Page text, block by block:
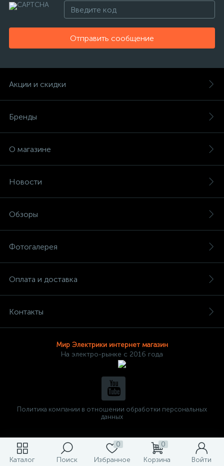
Каталог Поиск
0
Избранное
0
Корзина
Войти
Отправить сообщение
Акции и скидки
Бренды
О магазине
Новости
Обзоры
Фотогалерея
Оплата и доставка
Контакты
Мир Электрики интернет магазин
На электро-рынке с 2016 года
Политика компании в отношении обработки персональных
данных